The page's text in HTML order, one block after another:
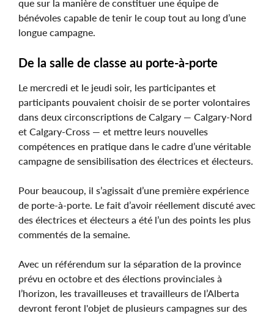
que sur la manière de constituer une équipe de
bénévoles capable de tenir le coup tout au long d’une
longue campagne.
De la salle de classe au porte-à-porte
Le mercredi et le jeudi soir, les participantes et
participants pouvaient choisir de se porter volontaires
dans deux circonscriptions de Calgary — Calgary-Nord
et Calgary-Cross — et mettre leurs nouvelles
compétences en pratique dans le cadre d’une véritable
campagne de sensibilisation des électrices et électeurs.
Pour beaucoup, il s’agissait d’une première expérience
de porte-à-porte. Le fait d’avoir réellement discuté avec
des électrices et électeurs a été l’un des points les plus
commentés de la semaine.
Avec un référendum sur la séparation de la province
prévu en octobre et des élections provinciales à
l’horizon, les travailleuses et travailleurs de l’Alberta
devront feront l'objet de plusieurs campagnes sur des